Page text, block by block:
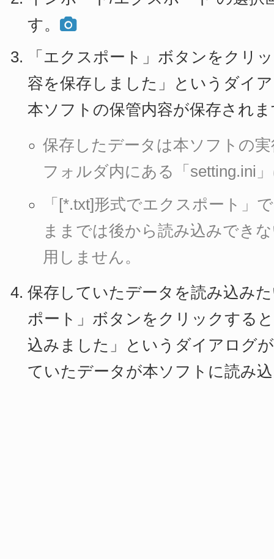
す。
「エクスポート」ボタンをクリ
容を保存しました」というダイ
本ソフトの保管内容が保存され
保存したデータは本ソフトの
フォルダ内にある「setting.ini
「[*.txt]形式でエクスポート」
ままでは後から読み込みでき
用しません。
保存していたデータを読み込み
ポート」ボタンをクリックする
込みました」というダイアログ
ていたデータが本ソフトに読み